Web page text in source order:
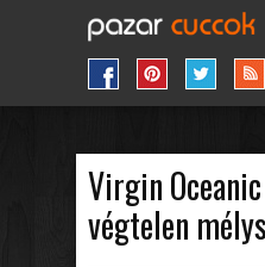
Virgin
végtelen